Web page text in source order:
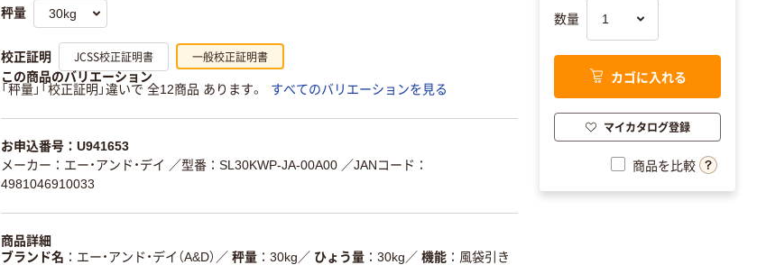
秤量
校正証明 JCSS校正証明書 一般校正証明書
この商品のバリエーション
「秤量」「校正証明」違いで 全12商品 あります。
すべてのバリエーションを見る
お申込番号：U941653
メーカー：エー・アンド・デイ ／型番：SL30KWP-JA-00A00 ／JANコード：
4981046910033
商品詳細
ブランド名
エー・アンド・デイ（A&D） ／ 秤量 30kg ／ ひょう量 30kg ／ 機能
風袋引き
数量
カゴに入れる
マイカタログ登録
商品を比較